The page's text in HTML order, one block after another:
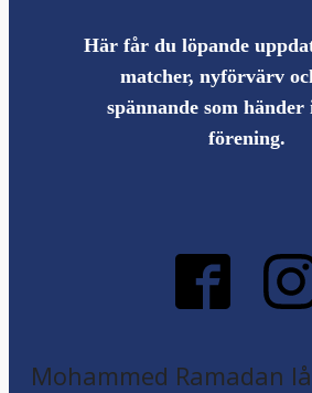
Här får du löpande
matcher, nyförvärv
spännande som
förening.
Mohammed Ramadan